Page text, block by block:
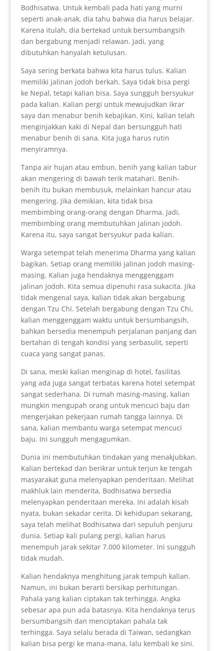
Bodhisatwa. Untuk kembali pada hati yang murni
seperti anak-anak, dia tahu bahwa dia harus belajar.
Karena itulah, dia bertekad untuk bersumbangsih
dan bergabung menjadi relawan. Jadi, yang
dibutuhkan hanyalah ketulusan.
Saya sering berkata bahwa kita harus tulus. Kalian
memiliki jalinan jodoh berkah. Saya tidak bisa pergi
ke Nepal, tetapi kalian bisa. Saya sungguh bersyukur
pada kalian. Kalian pergi untuk mewujudkan ikrar
saya dan menabur benih kebajikan. Kini, kalian telah
menginjakkan kaki di Nepal dan bersungguh hati
menabur benih di sana. Kita juga harus rutin
menyiramnya.
Tanpa air hujan atau embun, benih yang kalian tabur
akan mengering di bawah terik matahari. Benih-
benih itu bukan membusuk, melainkan hancur atau
mengering. Jika demikian, kita tidak bisa
membimbing orang-orang dengan Dharma. Jadi,
membimbing orang membutuhkan jalinan jodoh.
Karena itu, saya sangat bersyukur pada kalian.
Warga setempat telah menerima Dharma yang kalian
bagikan. Setiap orang memiliki jalinan jodoh masing-
masing. Kalian juga hendaknya menggenggam
jalinan jodoh. Kita semua dipenuhi rasa sukacita. Jika
tidak mengenal saya, kalian tidak akan bergabung
dengan Tzu Chi. Setelah bergabung dengan Tzu Chi,
kalian menggenggam waktu untuk bersumbangsih,
bahkan bersedia menempuh perjalanan panjang dan
bertahan di tengah kondisi yang serbasulit, seperti
cuaca yang sangat panas.
Di sana, meski kalian menginap di hotel, fasilitas
yang ada juga sangat terbatas karena hotel setempat
sangat sederhana. Di rumah masing-masing, kalian
mungkin mengupah orang untuk mencuci baju dan
mengerjakan pekerjaan rumah tangga lainnya. Di
sana, kalian membantu warga setempat mencuci
baju. Ini sungguh mengagumkan.
Dunia ini membutuhkan tindakan yang menakjubkan.
Kalian bertekad dan berikrar untuk terjun ke tengah
masyarakat guna melenyapkan penderitaan. Melihat
makhluk lain menderita, Bodhisatwa bersedia
melenyapkan penderitaan mereka. Ini adalah kisah
nyata, bukan sekadar cerita. Di kehidupan sekarang,
saya telah melihat Bodhisatwa dari sepuluh penjuru
dunia. Setiap kali pulang pergi, kalian harus
menempuh jarak sekitar 7.000 kilometer. Ini sungguh
tidak mudah.
Kalian hendaknya menghitung jarak tempuh kalian.
Namun, ini bukan berarti bersikap perhitungan.
Pahala yang kalian ciptakan tak terhingga. Angka
sebesar apa pun ada batasnya. Kita hendaknya terus
bersumbangsih dan menciptakan pahala tak
terhingga. Saya selalu berada di Taiwan, sedangkan
kalian bisa pergi ke mana-mana, lalu kembali ke sini.